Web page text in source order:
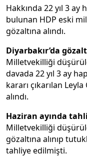
Hakkında 22 yıl 3 ay
bulunan HDP eski
gözaltına alındı.
Diyarbakır’da
Milletvekilliği
davada 22 yıl 3 ay
kararı çıkarılan
alındı.
Haziran ayında
Milletvekilliği
gözaltına alınıp
tahliye edilmişti.